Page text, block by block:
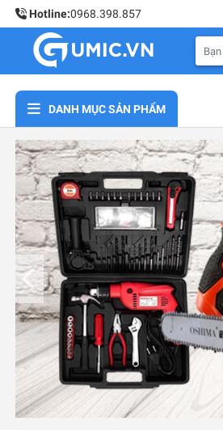
Hotline:0968.398.857
DANH MỤC SẢN PHẨM